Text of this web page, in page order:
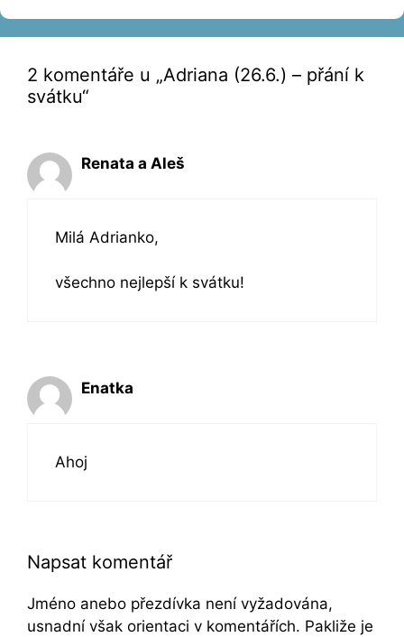
2 komentáře u „Adriana (26.6.) – přání k
svátku“
Renata a Aleš
Milá Adrianko,
všechno nejlepší k svátku!
Enatka
Ahoj
Napsat komentář
Jméno anebo přezdívka není vyžadována,
usnadní však orientaci v komentářích. Pakliže je